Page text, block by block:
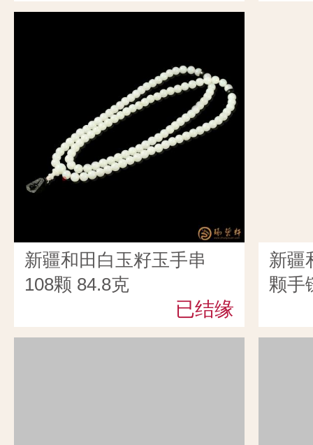
新疆和田白玉籽玉手串
108颗 84.8克
已结缘
新疆
颗手